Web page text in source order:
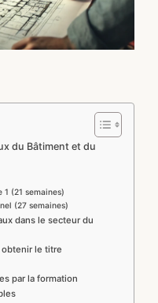
du Bâtiment et du
1 (21 semaines)
(27 semaines)
dans le secteur du
le titre
par la formation